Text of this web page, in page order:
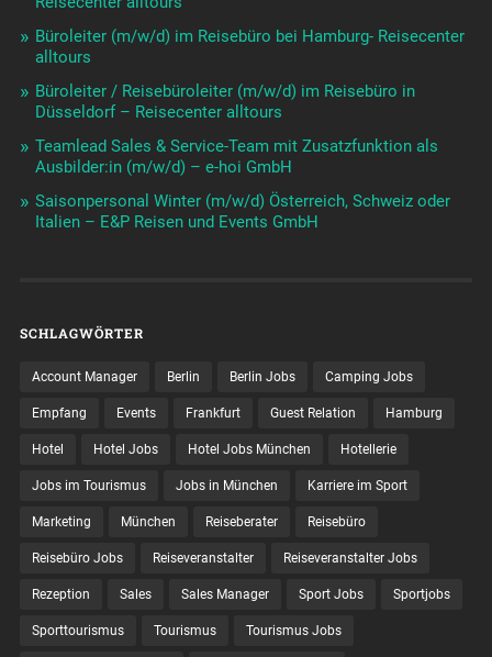
Büroleiter (m/w/d) im Reisebüro bei Hamburg- Reisecenter
alltours
Büroleiter / Reisebüroleiter (m/w/d) im Reisebüro in
Düsseldorf – Reisecenter alltours
Teamlead Sales & Service-Team mit Zusatzfunktion als
Ausbilder:in (m/w/d) – e-hoi GmbH
Saisonpersonal Winter (m/w/d) Österreich, Schweiz oder
Italien – E&P Reisen und Events GmbH
SCHLAGWÖRTER
Account Manager Berlin Berlin Jobs Camping Jobs
Empfang Events Frankfurt Guest Relation Hamburg
Hotel Hotel Jobs Hotel Jobs München Hotellerie
Jobs im Tourismus Jobs in München Karriere im Sport
Marketing München Reiseberater Reisebüro
Reisebüro Jobs Reiseveranstalter Reiseveranstalter Jobs
Rezeption Sales Sales Manager Sport Jobs Sportjobs
Sporttourismus Tourismus Tourismus Jobs